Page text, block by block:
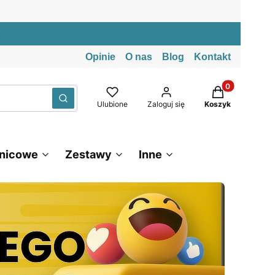
Opinie O nas Blog Kontakt
WyczyśćSzukaj Ulubione Zaloguj się
Produkty w
Koszyk
Zestawy Inne